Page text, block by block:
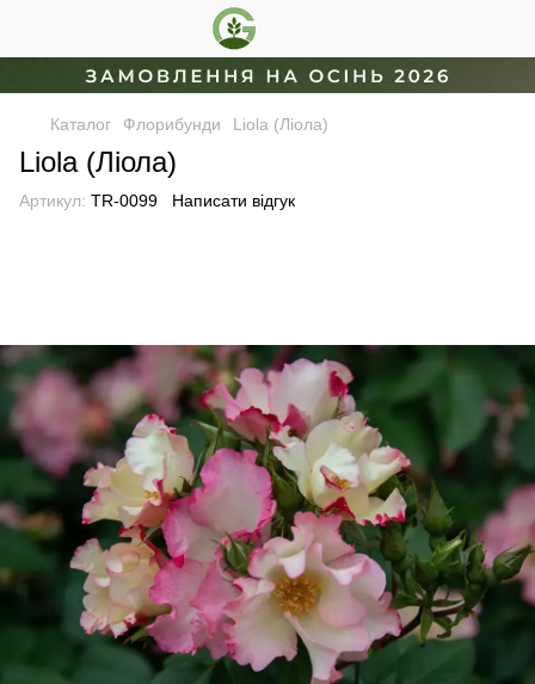
Каталог Флорибунди Liola (Ліола)
Liola (Ліола)
Артикул: TR-0099 Написати відгук